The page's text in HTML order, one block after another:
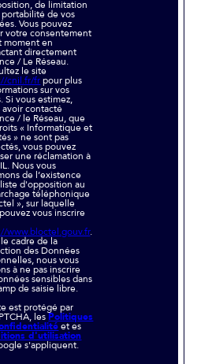
de limitation
de vos
Vous pouvez
votre consentement
moment en
directement
/ Le Réseau.
le site
cnil.fr/frpour plus
sur vos
Si vous estimez,
avoir contacté
/ le Réseau, que
« Informatique et
» ne sont pas
vous pouvez
une réclamation à
Nous vous
de l’existence
d'opposition au
téléphonique
», sur laquelle
vous inscrire
www.bloctel.gouv.fr.
cadre de la
des Données
nous vous
à ne pas inscrire
sensibles dans
de saisie libre.
est protégé par
lesPolitiques
et es
d'utilisation
s'appliquent.